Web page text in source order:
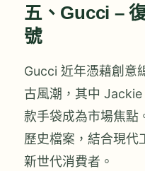
五、Gucci –
號
Gucci 近年憑藉創意
古風潮，其中
款手袋成為市場焦點
歷史檔案，結合現代
新世代消費者。